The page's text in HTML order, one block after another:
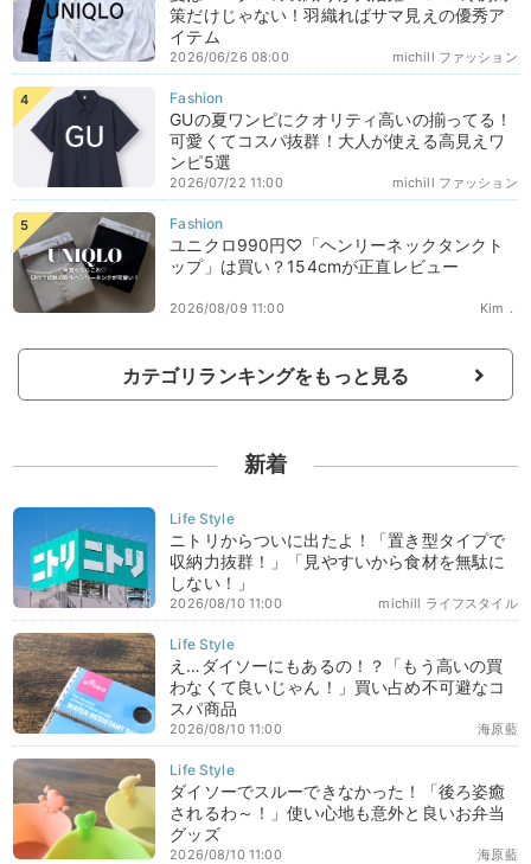
策だけじゃない！羽織ればサマ見えの優秀ア
イテム
michill ファッション
2026/06/26 08:00
GUの夏ワンピにクオリティ高いの揃ってる！
可愛くてコスパ抜群！大人が使える高見えワ
ンピ5選
michill ファッション
2026/07/22 11:00
ユニクロ990円♡「ヘンリーネックタンクト
ップ」は買い？154cmが正直レビュー
Kim．
2026/08/09 11:00
カテゴリランキングをもっと見る
新着
ニトリからついに出たよ！「置き型タイプで
収納力抜群！」「見やすいから食材を無駄に
しない！」
michill ライフスタイル
2026/08/10 11:00
え…ダイソーにもあるの！？「もう高いの買
わなくて良いじゃん！」買い占め不可避なコ
スパ商品
海原藍
2026/08/10 11:00
ダイソーでスルーできなかった！「後ろ姿癒
されるわ～！」使い心地も意外と良いお弁当
グッズ
海原藍
2026/08/10 11:00